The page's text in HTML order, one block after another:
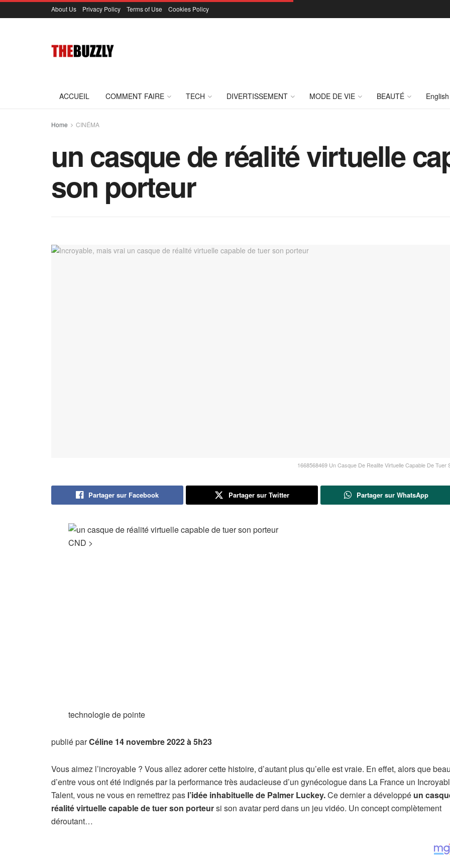
About Us Privacy Policy Terms of Use Cookies Policy
ACCUEIL COMMENT FAIRE TECH DIVERTISSEMENT MODE DE VIE BEAUTÉ
Home CINÉMA
un casque de réalité virtuelle
son porteur
1668568469 Un Casque De Realite Virtuelle Capable De Tuer
Partager sur Facebook Partager sur Twitter Partager sur WhatsApp
CND >
technologie de pointe
publié parCéline 14 novembre 2022 à 5h23
Vous aimez l’incroyable ? Vous allez adorer cette histoire, d’autant plus qu’elle est vraie. En effet, alors que
d’entre vous ont été indignés par la performance très audacieuse d’un gynécologue dans La France un
Talent, vous ne vous en remettrez pas l’idée inhabituelle de Palmer Luckey.Ce dernier a développé un
réalité virtuelle capable de tuer son porteursi son avatar perd dans un jeu vidéo. Un concept complètement
déroutant…